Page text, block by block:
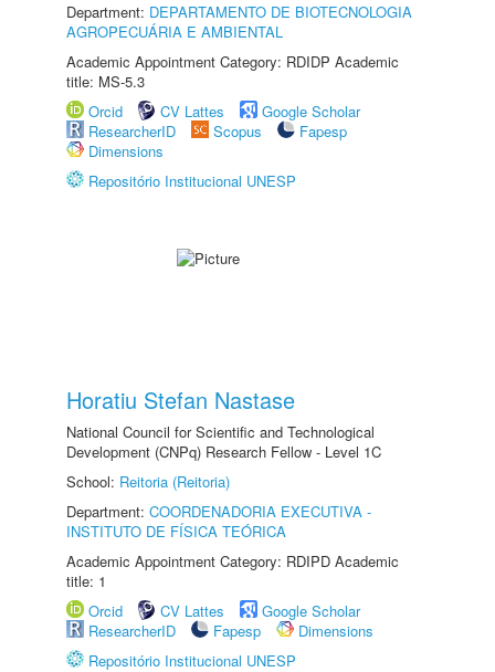
Department: DEPARTAMENTO DE BIOTECNOLOGIA
AGROPECUÁRIA E AMBIENTAL
Academic Appointment Category: RDIDP Academic
title: MS-5.3
Orcid
CV Lattes
Google Scholar
ResearcherID
Scopus
Fapesp
Dimensions
Repositório Institucional UNESP
Horatiu Stefan Nastase
National Council for Scientific and Technological
Development (CNPq) Research Fellow - Level 1C
School: Reitoria (Reitoria)
Department: COORDENADORIA EXECUTIVA -
INSTITUTO DE FÍSICA TEÓRICA
Academic Appointment Category: RDIPD Academic
title: 1
Orcid
CV Lattes
Google Scholar
ResearcherID
Fapesp
Dimensions
Repositório Institucional UNESP